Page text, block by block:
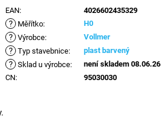
EAN: 4026602435329
? Měřítko: H0
? Výrobce: Vollmer
? Typ stavebnice: plast barvený
? Sklad u výrobce:
není skladem 08.06.26
CN: 95030030